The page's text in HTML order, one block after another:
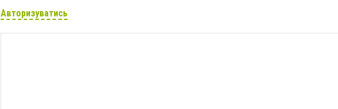
Авторизуватись